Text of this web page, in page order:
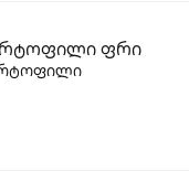
ფრი